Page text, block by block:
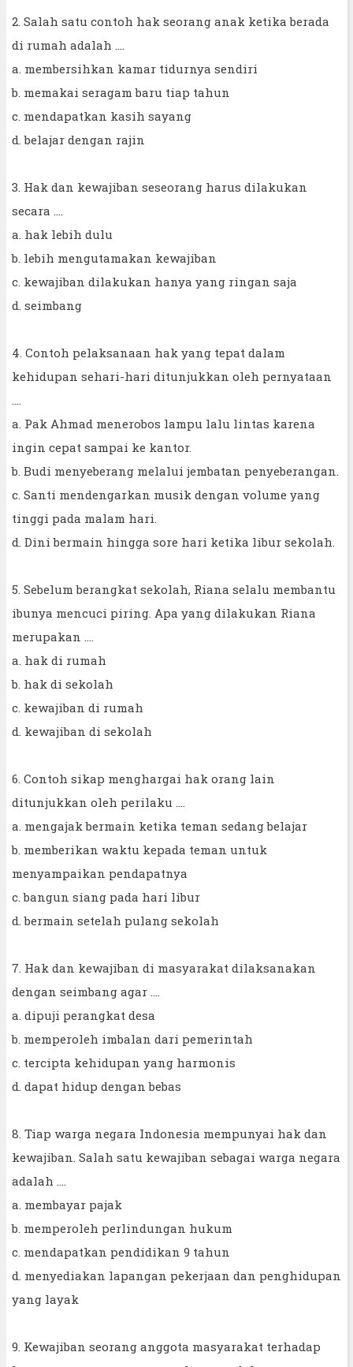
2. Salah satu contoh hak seorang anak ketika berada
di rumah adalah ....
a. membersihkan kamar tidurnya sendiri
b. memakai seragam baru tiap tahun
c. mendapatkan kasih sayang
d. belajar dengan rajin
3. Hak dan kewajiban seseorang harus dilakukan
secara ....
a. hak lebih dulu
b. lebih mengutamakan kewajiban
c. kewajiban dilakukan hanya yang ringan saja
d. seimbang
4. Contoh pelaksanaan hak yang tepat dalam
kehidupan sehari-hari ditunjukkan oleh pernyataan
a. Pak Ahmad menerobos lampu lalu lintas karena
ingin cepat sampai ke kantor.
b. Budi menyeberang melalui jembatan penyeberangan.
c. Santi mendengarkan musik dengan volume yang
tinggi pada malam hari.
d. Dini bermain hingga sore hari ketika libur sekolah.
5. Sebelum berangkat sekolah, Riana selalu membantu
ibunya mencuci piring. Apa yang dilakukan Riana
merupakan ....
a. hak di rumah
b. hak di sekolah
c. kewajiban di rumah
d. kewajiban di sekolah
6. Contoh sikap menghargai hak orang lain
ditunjukkan oleh perilaku ....
a. mengajak bermain ketika teman sedang belajar
b. memberikan waktu kepada teman untuk
menyampaikan pendapatnya
c. bangun siang pada hari libur
d. bermain setelah pulang sekolah
7. Hak dan kewajiban di masyarakat dilaksanakan
dengan seimbang agar ....
a. dipuji perangkat desa
b. memperoleh imbalan dari pemerintah
c. tercipta kehidupan yang harmonis
d. dapat hidup dengan bebas
8. Tiap warga negara Indonesia mempunyai hak dan
kewajiban. Salah satu kewajiban sebagai warga negara
adalah ....
a. membayar pajak
b. memperoleh perlindungan hukum
c. mendapatkan pendidikan 9 tahun
d. menyediakan lapangan pekerjaan dan penghidupan
yang layak
9. Kewajiban seorang anggota masyarakat terhadap